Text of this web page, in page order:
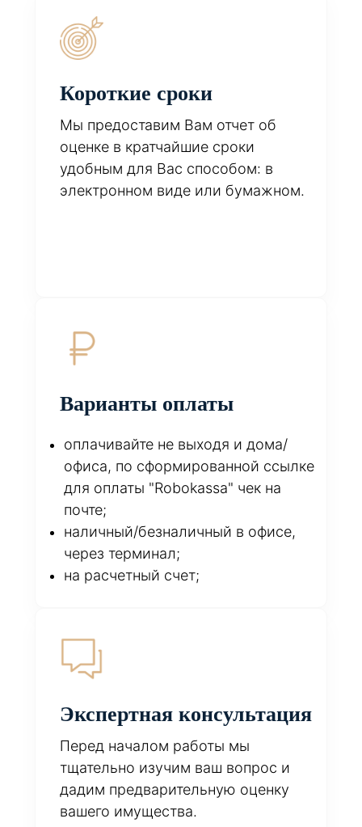
Короткие сроки
Мы предоставим Вам отчет об
оценке в кратчайшие сроки
удобным для Вас способом: в
электронном виде или бумажном.
Варианты оплаты
оплачивайте не выходя и дома/
офиса, по сформированной ссылке
для оплаты "Robokassa" чек на
почте;
наличный/безналичный в офисе,
через терминал;
на расчетный счет;
Экспертная консультация
Перед началом работы мы
тщательно изучим ваш вопрос и
дадим предварительную оценку
вашего имущества.